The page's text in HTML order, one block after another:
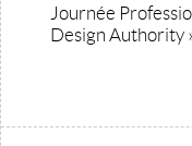
Journée
Design Authority